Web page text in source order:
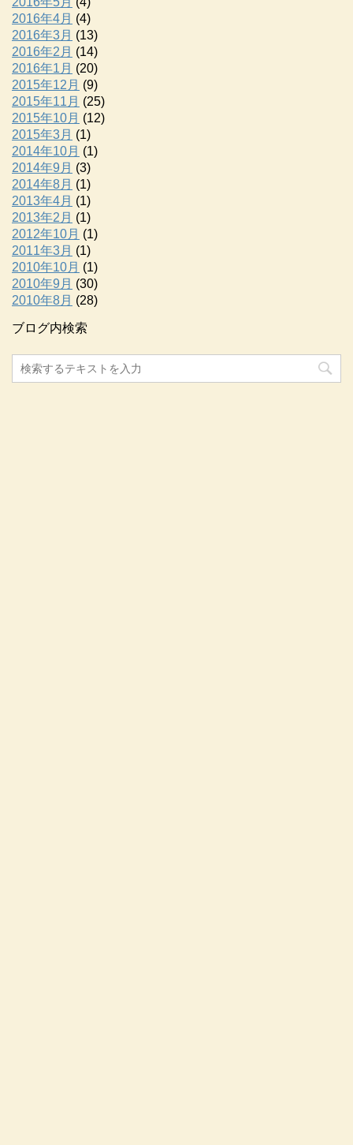
2016年4月 (4)
2016年3月 (13)
2016年2月 (14)
2016年1月 (20)
2015年12月 (9)
2015年11月 (25)
2015年10月 (12)
2015年3月 (1)
2014年10月 (1)
2014年9月 (3)
2014年8月 (1)
2013年4月 (1)
2013年2月 (1)
2012年10月 (1)
2011年3月 (1)
2010年10月 (1)
2010年9月 (30)
2010年8月 (28)
ブログ内検索